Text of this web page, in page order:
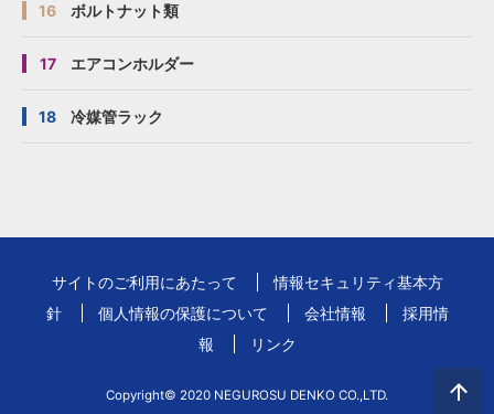
16 ボルトナット類
17 エアコンホルダー
18 冷媒管ラック
サイトのご利用にあたって
情報セキュリティ基本方
針
個人情報の保護について 会社情報
採用情
報
リンク
Copyright© 2020 NEGUROSU DENKO CO.,LTD.